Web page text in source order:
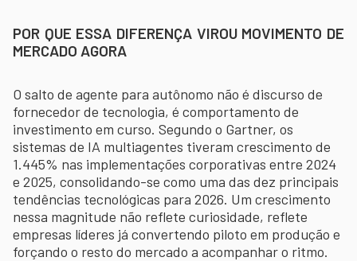
POR QUE ESSA DIFERENÇA VIROU MOVIMENTO DE
MERCADO AGORA
O salto de agente para autônomo não é discurso de
fornecedor de tecnologia, é comportamento de
investimento em curso. Segundo o Gartner, os
sistemas de IA multiagentes tiveram crescimento de
1.445% nas implementações corporativas entre 2024
e 2025, consolidando-se como uma das dez principais
tendências tecnológicas para 2026. Um crescimento
nessa magnitude não reflete curiosidade, reflete
empresas líderes já convertendo piloto em produção e
forçando o resto do mercado a acompanhar o ritmo.